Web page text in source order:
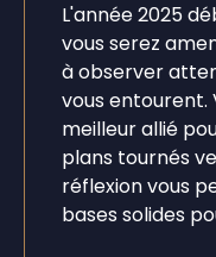
L'année 2025
vous serez
à observer
vous
meilleur allié
plans tournés
réflexion vous
bases solides